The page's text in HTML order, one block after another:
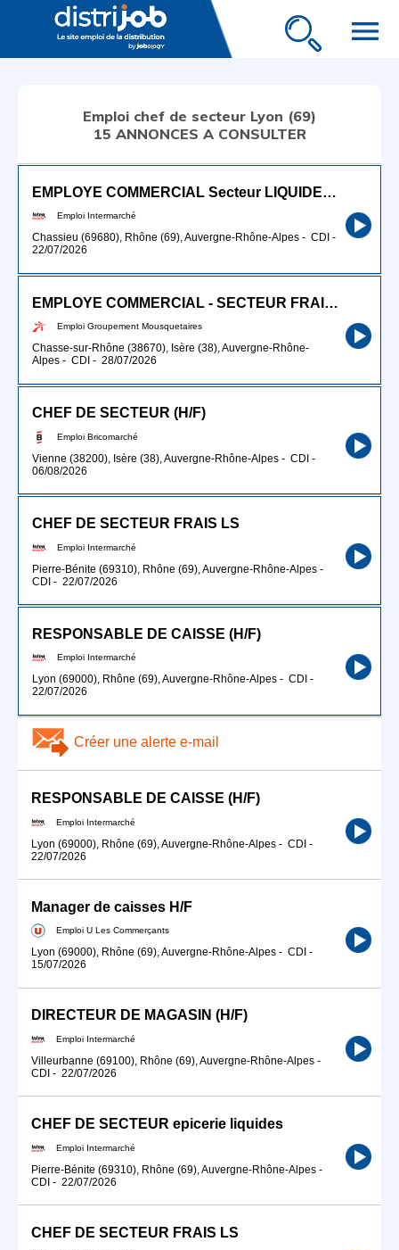
menu
Emploi chef de secteur Lyon (69)
15 ANNONCES A CONSULTER
EMPLOYE COMMERCIAL Secteur LIQUIDES (H/F)
Emploi Intermarché
Chassieu (69680), Rhône (69), Auvergne-Rhône-Alpes - CDI -
22/07/2026
EMPLOYE COMMERCIAL - SECTEUR FRAIS (H/F)
Emploi Groupement Mousquetaires
Chasse-sur-Rhône (38670), Isère (38), Auvergne-Rhône-
Alpes - CDI - 28/07/2026
CHEF DE SECTEUR (H/F)
Emploi Bricomarché
Vienne (38200), Isère (38), Auvergne-Rhône-Alpes - CDI -
06/08/2026
CHEF DE SECTEUR FRAIS LS
Emploi Intermarché
Pierre-Bénite (69310), Rhône (69), Auvergne-Rhône-Alpes -
CDI - 22/07/2026
RESPONSABLE DE CAISSE (H/F)
Emploi Intermarché
Lyon (69000), Rhône (69), Auvergne-Rhône-Alpes - CDI -
22/07/2026
Créer une alerte e-mail
RESPONSABLE DE CAISSE (H/F)
Emploi Intermarché
Lyon (69000), Rhône (69), Auvergne-Rhône-Alpes - CDI -
22/07/2026
Manager de caisses H/F
Emploi U Les Commerçants
Lyon (69000), Rhône (69), Auvergne-Rhône-Alpes - CDI -
15/07/2026
DIRECTEUR DE MAGASIN (H/F)
Emploi Intermarché
Villeurbanne (69100), Rhône (69), Auvergne-Rhône-Alpes -
CDI - 22/07/2026
CHEF DE SECTEUR epicerie liquides
Emploi Intermarché
Pierre-Bénite (69310), Rhône (69), Auvergne-Rhône-Alpes -
CDI - 22/07/2026
CHEF DE SECTEUR FRAIS LS